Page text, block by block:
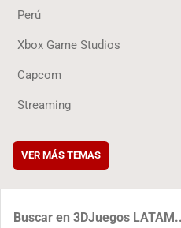
Perú
Xbox Game Studios
Capcom
Streaming
VER MÁS TEMAS